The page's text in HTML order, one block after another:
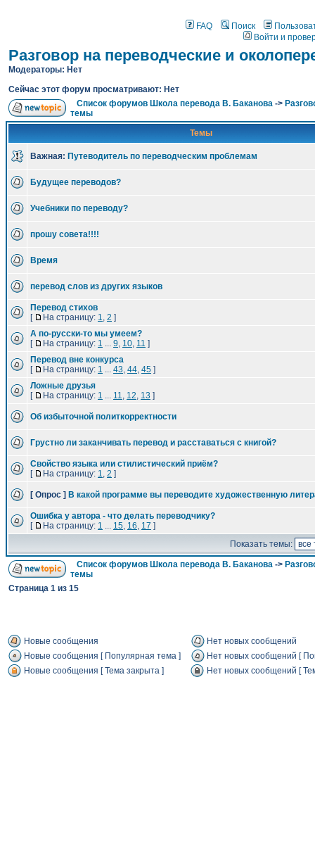
FAQ Поиск
Войти и
Разговор на переводческие и
Модераторы: Нет
Сейчас этот форум просматривают: Нет
Список форумов Школа перевода В. Баканова ->
темы
Темы
Важная: Путеводитель по переводческим проблемам
Будущее переводов?
Учебники по переводу?
прошу совета!!!!
Время
перевод слов из других языков
Перевод стихов
[
На страницу: 1, 2 ]
А по-русски-то мы умеем?
[
На страницу: 1 ... 9, 10, 11 ]
Перевод вне конкурса
[
На страницу: 1 ... 43, 44, 45 ]
Ложные друзья
[
На страницу: 1 ... 11, 12, 13 ]
Об избыточной политкорректности
Грустно ли заканчивать перевод и расставаться с книгой?
Свойство языка или стилистический приём?
[
На страницу: 1, 2 ]
[ Опрос ] В какой программе вы переводите художественную
Ошибка у автора - что делать переводчику?
[
На страницу: 1 ... 15, 16, 17 ]
Показать темы:
Список форумов Школа перевода В. Баканова ->
темы
Страница 1 из 15
Новые сообщения
Нет новых сообщений
Новые сообщения [ Популярная тема ]
Нет новых сообщений [
Новые сообщения [ Тема закрыта ]
Нет новых сообщений [